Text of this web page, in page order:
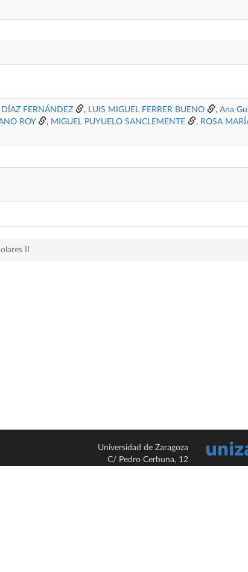
DÍAZ FERNÁNDEZ , LUIS MIGUEL FERRER BUENO , Ana
ROY , MIGUEL PUYUELO SANCLEMENTE , ROSA
II
Universidad de Zaragoza
C/ Pedro Cerbuna, 12